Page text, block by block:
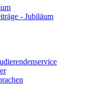
- Jubiläum